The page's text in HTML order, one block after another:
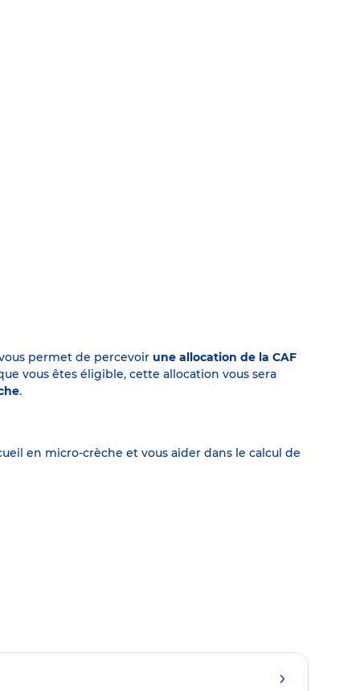
permet de percevoir une allocation de la CAF
vous êtes éligible, cette allocation vous sera
.
en micro-crèche et vous aider dans le calcul de